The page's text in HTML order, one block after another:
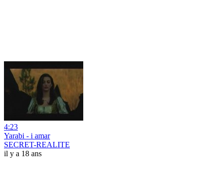
4:23
Yarabi - i amar
SECRET-REALITE
il y a 18 ans